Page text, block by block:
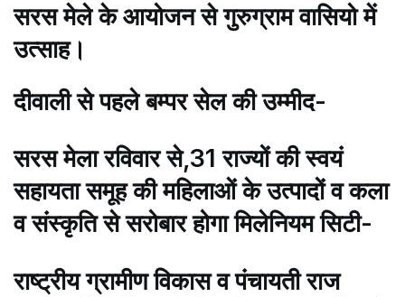
सरस मेले के आयोजन से गुरुग्राम वासियो में
उत्साह।
दीवाली से पहले बम्पर सेल की उम्मीद-
सरस मेला रविवार से,31 राज्यों की स्वयं
सहायता समूह की महिलाओं के उत्पादों व कला
व संस्कृति से सरोबार होगा मिलेनियम सिटी-
राष्ट्रीय ग्रामीण विकास व पंचायती राज